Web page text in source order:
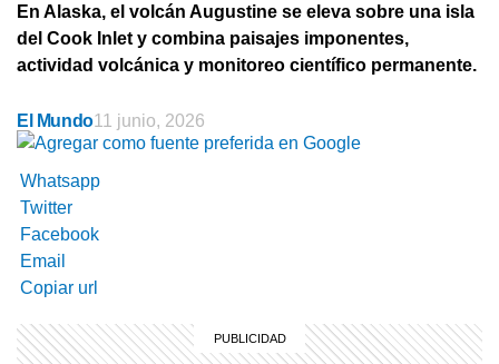
En Alaska, el volcán Augustine se eleva sobre una isla
del Cook Inlet y combina paisajes imponentes,
actividad volcánica y monitoreo científico permanente.
El Mundo11 junio, 2026
Whatsapp
Twitter
Facebook
Email
Copiar url